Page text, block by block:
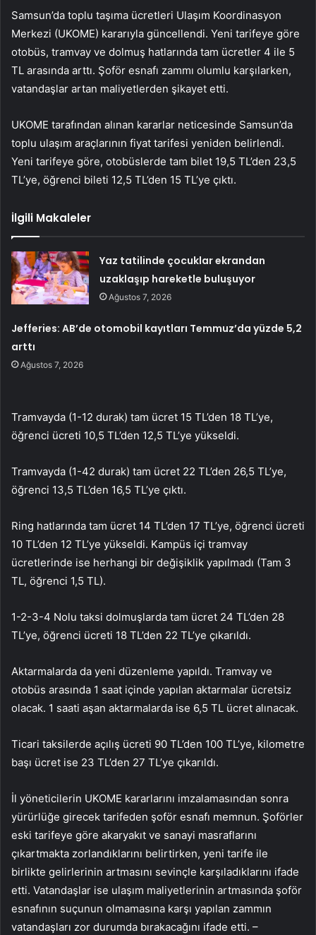
Samsun’da toplu taşıma ücretleri Ulaşım Koordinasyon
Merkezi (UKOME) kararıyla güncellendi. Yeni tarifeye göre
otobüs, tramvay ve dolmuş hatlarında tam ücretler 4 ile 5
TL arasında arttı. Şoför esnafı zammı olumlu karşılarken,
vatandaşlar artan maliyetlerden şikayet etti.
UKOME tarafından alınan kararlar neticesinde Samsun’da
toplu ulaşım araçlarının fiyat tarifesi yeniden belirlendi.
Yeni tarifeye göre, otobüslerde tam bilet 19,5 TL’den 23,5
TL’ye, öğrenci bileti 12,5 TL’den 15 TL’ye çıktı.
İlgili Makaleler
Yaz tatilinde çocuklar ekrandan
uzaklaşıp hareketle buluşuyor
Ağustos 7, 2026
Jefferies: AB’de otomobil kayıtları Temmuz’da yüzde 5,2
arttı
Ağustos 7, 2026
Tramvayda (1-12 durak) tam ücret 15 TL’den 18 TL’ye,
öğrenci ücreti 10,5 TL’den 12,5 TL’ye yükseldi.
Tramvayda (1-42 durak) tam ücret 22 TL’den 26,5 TL’ye,
öğrenci 13,5 TL’den 16,5 TL’ye çıktı.
Ring hatlarında tam ücret 14 TL’den 17 TL’ye, öğrenci ücreti
10 TL’den 12 TL’ye yükseldi. Kampüs içi tramvay
ücretlerinde ise herhangi bir değişiklik yapılmadı (Tam 3
TL, öğrenci 1,5 TL).
1-2-3-4 Nolu taksi dolmuşlarda tam ücret 24 TL’den 28
TL’ye, öğrenci ücreti 18 TL’den 22 TL’ye çıkarıldı.
Aktarmalarda da yeni düzenleme yapıldı. Tramvay ve
otobüs arasında 1 saat içinde yapılan aktarmalar ücretsiz
olacak. 1 saati aşan aktarmalarda ise 6,5 TL ücret alınacak.
Ticari taksilerde açılış ücreti 90 TL’den 100 TL’ye, kilometre
başı ücret ise 23 TL’den 27 TL’ye çıkarıldı.
İl yöneticilerin UKOME kararlarını imzalamasından sonra
yürürlüğe girecek tarifeden şoför esnafı memnun. Şoförler
eski tarifeye göre akaryakıt ve sanayi masraflarını
çıkartmakta zorlandıklarını belirtirken, yeni tarife ile
birlikte gelirlerinin artmasını sevinçle karşıladıklarını ifade
etti. Vatandaşlar ise ulaşım maliyetlerinin artmasında şoför
esnafının suçunun olmamasına karşı yapılan zammın
vatandaşları zor durumda bırakacağını ifade etti. –